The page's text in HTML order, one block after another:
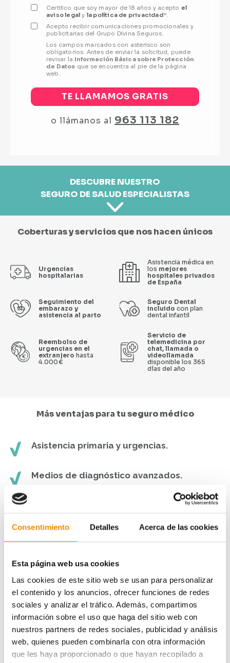
Consentimiento Detalles Acerca de las cookies
Esta página web usa cookies
Las cookies de este sitio web se usan para personalizar
el contenido y los anuncios, ofrecer funciones de redes
sociales y analizar el tráfico. Además, compartimos
información sobre el uso que haga del sitio web con
nuestros partners de redes sociales, publicidad y análisis
web, quienes pueden combinarla con otra información
que les haya proporcionado o que hayan recopilado a
Certiﬁco que soy mayor de 18 años y acepto el
aviso legal y la política de privacidad*.
Acepto recibir comunicaciones promocionales y
publicitarias del Grupo Divina Seguros.
Los campos marcados con asterisco son
obligatorios. Antes de enviar la solicitud, puede
revisar la Información Básica sobre Protección
de Datos que se encuentra al pie de la página
web.
TE LLAMAMOS GRATIS
o llámanos al 963 113 182
DESCUBRE NUESTRO
SEGURO DE SALUD ESPECIALISTAS
Coberturas y servicios que nos hacen únicos
Urgencias
hospitalarias
Asistencia médica en
los mejores
hospitales privados
de España
Seguimiento del
embarazo y
asistencia al parto
Seguro Dental
incluido con plan
dental infantil
Reembolso de
urgencias en el
extranjero hasta
4.000 €
Servicio de
telemedicina por
chat, llamada o
videollamada
disponible los 365
días del año
Más ventajas para tu seguro médico
Asistencia primaria y urgencias.
Medios de diagnóstico avanzados.
Tratamientos médicos especiales.
dentro del cuadro médico
de cáncer (mama, próstata y colorrectal),
glaucoma y enfermedades coronarias.
Test genético prenatalno invasivo y test de
preeclampsia.